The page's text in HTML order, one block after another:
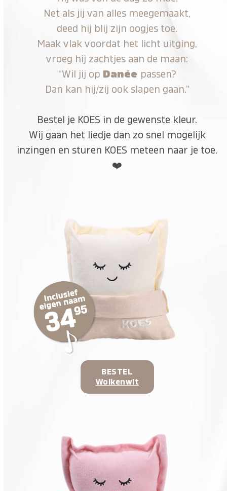
Net als jij van alles meegemaakt,
deed hij blij zijn oogjes toe.
Maak vlak voordat het licht uitging,
vroeg hij zachtjes aan de maan:
“Wil jij op Danée passen?
Dan kan hij/zij ook slapen gaan.”
Bestel je KOES in de gewenste kleur.
Wij gaan het liedje dan zo snel mogelijk
inzingen en sturen KOES meteen naar je toe.
❤️
BESTEL
Wolkenwit